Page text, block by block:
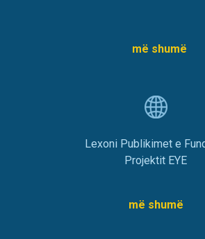
më shumë
Lexoni Publikimet e
Projektit EYE
më shumë